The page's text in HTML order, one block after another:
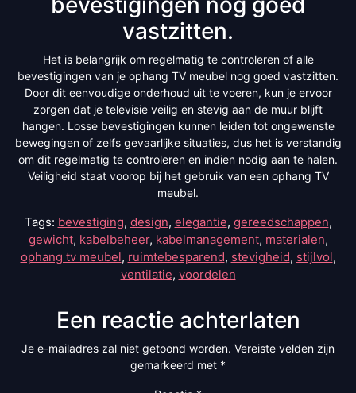
vastzitten.
Het is belangrijk om regelmatig te controleren of alle
bevestigingen van je ophang TV meubel nog goed vastzitten.
Door dit eenvoudige onderhoud uit te voeren, kun je ervoor
zorgen dat je televisie veilig en stevig aan de muur blijft
hangen. Losse bevestigingen kunnen leiden tot ongewenste
bewegingen of zelfs gevaarlijke situaties, dus het is verstandig
om dit regelmatig te controleren en indien nodig aan te halen.
Veiligheid staat voorop bij het gebruik van een ophang TV
meubel.
Tags: bevestiging, design, elegantie, gereedschappen,
gewicht, kabelbeheer, kabelmanagement, materialen,
ophang tv meubel, ruimtebesparend, stevigheid, stijlvol,
ventilatie, voordelen
Een reactie achterlaten
Je e-mailadres zal niet getoond worden. Vereiste velden zijn
gemarkeerd met *